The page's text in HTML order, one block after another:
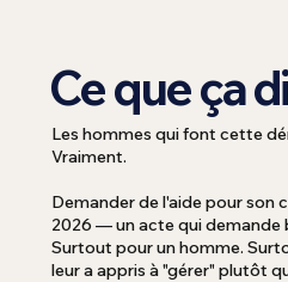
Ce que ça
Les hommes qui font cette
Vraiment.
Demander de l'aide pour son
2026 — un acte qui demande
Surtout pour un homme.
leur a appris à "gérer" plutôt